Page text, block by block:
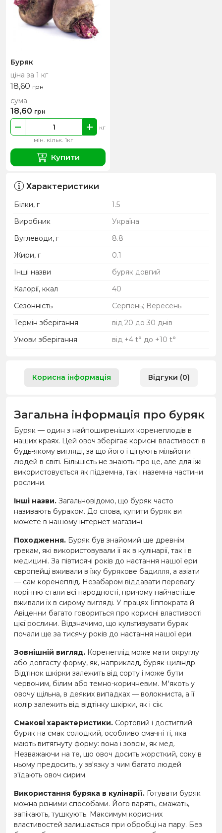
Буряк
ціна за 1 кг
18,60 грн
мін. кільк. 1кг
кг
сума
18,60 грн
Купити
Характеристики
Білки, г
1.5
Виробник
Україна
Вуглеводи, г
8.8
Жири, г
0.1
Інші назви
буряк довгий
Калорії, ккал
40
Сезонність
Серпень; Вересень
Термін зберігання
від 20 до 30 днів
Умови зберігання
від +4 t° до +10 t°
Корисна інформація Відгуки (0)
Загальна інформація про буряк
Буряк — один з найпоширеніших коренеплодів в
наших краях. Цей овоч зберігає корисні властивості в
будь-якому вигляді, за що його і цінують мільйони
людей в світі. Більшість не знають про це, але для їжі
використовується як підземна, так і наземна частини
рослини.
Інші назви. Загальновідомо, що буряк часто
називають бураком. До слова, купити буряк ви
можете в нашому інтернет-магазині.
Походження. Буряк був знайомий ще древнім
грекам, які використовували її як в кулінарії, так і в
медицині. За півтисячі років до настання нашої ери
європейці вживали в їжу бурякове бадилля, а азіати
— сам коренеплід. Незабаром віддавати перевагу
корінню стали всі народності, причому найчастіше
вживали їх в сирому вигляді. У працях Гіппократа й
Авіценни багато говориться про корисні властивості
цієї рослини. Відзначимо, що культивувати буряк
почали ще за тисячу років до настання нашої ери.
Зовнішній вигляд. Коренеплід може мати округлу
або довгасту форму, як, наприклад, буряк-циліндр.
Відтінок шкірки залежить від сорту і може бути
червоним, білим або темно-коричневим. М'якоть у
овочу щільна, в деяких випадках — волокниста, а її
колір залежить від відтінку шкірки, як і сік.
Смакові характеристики. Сортовий і достиглий
буряк на смак солодкий, особливо смачні ті, яка
мають витягнуту форму: вона і зовсім, як мед.
Незважаючи на те, що овоч досить жорсткий, соку в
ньому предосить, у зв'язку з чим багато людей
з'їдають овоч сирим.
Використання буряка в кулінарії. Готувати буряк
можна різними способами. Його варять, смажать,
запікають, тушкують. Максимум корисних
властивостей залишається при обробці на пару. Без